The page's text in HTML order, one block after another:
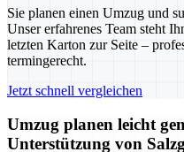
Sie planen einen Umzug und
Unser erfahrenes Team steht
letzten Karton zur Seite –
termingerecht.
Jetzt schnell vergleichen
Umzug planen leicht
Unterstützung von